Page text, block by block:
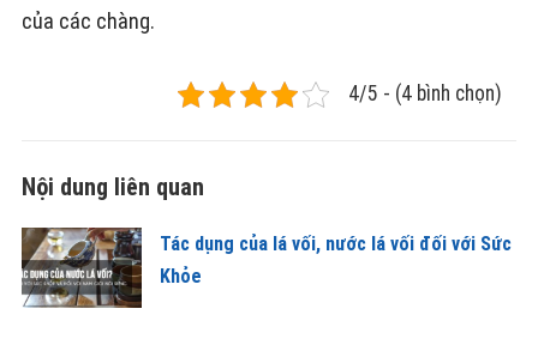
của các chàng.
4/5 - (4 bình chọn)
Nội dung liên quan
Tác dụng của lá vối, nước lá vối đối với Sức
Khỏe